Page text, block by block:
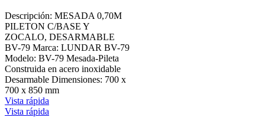
Descripción: MESADA 0,70M
PILETON C/BASE Y
ZOCALO, DESARMABLE
BV-79 Marca: LUNDAR BV-79
Modelo: BV-79 Mesada-Pileta
Construida en acero inoxidable
Desarmable Dimensiones: 700 x
700 x 850 mm
Vista rápida
Vista rápida